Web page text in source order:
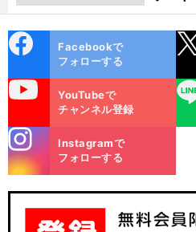
ok
Facebookで
フォローする
YouTubeで
チャンネル登録
LINE
m
Instagramで
フォローする